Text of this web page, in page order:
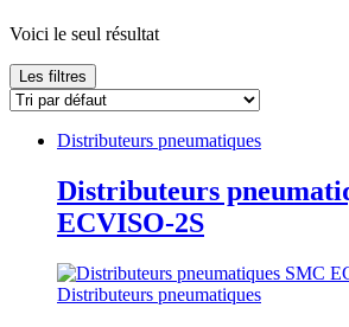
Voici le seul résultat
Les filtres
Distributeurs pneumatiques
Distributeurs
ECVISO-2S
Distributeurs pneumatiques